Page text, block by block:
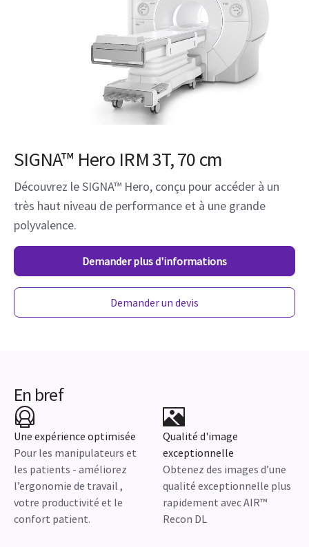
SIGNA™ Hero IRM 3T, 70 cm
Découvrez le SIGNA™ Hero, conçu pour accéder à un
très haut niveau de performance et à une grande
polyvalence.
Demander plus d'informations
Demander un devis
En bref
Une expérience optimisée
Pour les manipulateurs et
les patients - améliorez
l’ergonomie de travail ,
votre productivité et le
confort patient.
Qualité d'image
exceptionnelle
Obtenez des images d’une
qualité exceptionnelle plus
rapidement avec AIR™
Recon DL